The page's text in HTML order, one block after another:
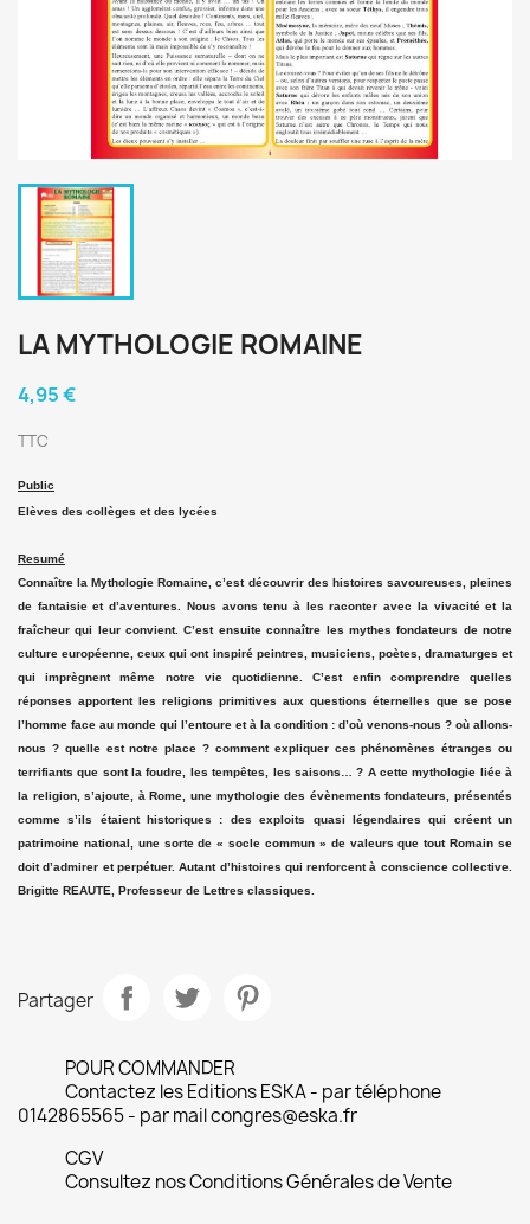
LA MYTHOLOGIE ROMAINE
4,95 €
TTC
Public
Elèves des collèges et des lycées
Resumé
Connaître la Mythologie Romaine, c’est découvrir des histoires savoureuses, pleines
de fantaisie et d’aventures. Nous avons tenu à les raconter avec la vivacité et la
fraîcheur qui leur convient. C’est ensuite connaître les mythes fondateurs de notre
culture européenne, ceux qui ont inspiré peintres, musiciens, poètes, dramaturges et
qui imprègnent même notre vie quotidienne. C’est enfin comprendre quelles
réponses apportent les religions primitives aux questions éternelles que se pose
l’homme face au monde qui l’entoure et à la condition : d’où venons-nous ? où allons-
nous ? quelle est notre place ? comment expliquer ces phénomènes étranges ou
terrifiants que sont la foudre, les tempêtes, les saisons… ? A cette mythologie liée à
la religion, s’ajoute, à Rome, une mythologie des évènements fondateurs, présentés
comme s’ils étaient historiques : des exploits quasi légendaires qui créent un
patrimoine national, une sorte de « socle commun » de valeurs que tout Romain se
doit d’admirer et perpétuer. Autant d’histoires qui renforcent à conscience collective.
Brigitte REAUTE, Professeur de Lettres classiques.
Partager
POUR COMMANDER
Contactez les Editions ESKA - par téléphone
0142865565 - par mail congres@eska.fr
CGV
Consultez nos Conditions Générales de Vente